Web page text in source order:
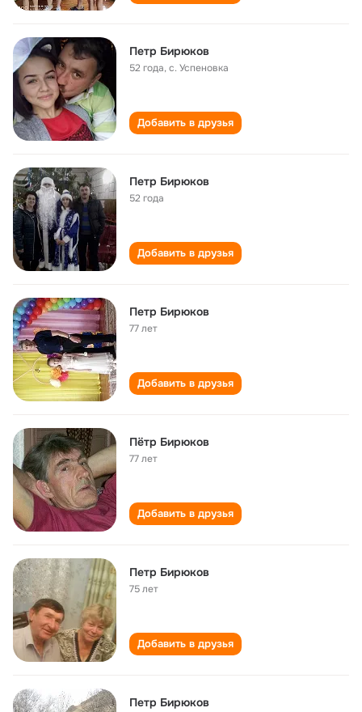
Петр Бирюков
52 года,с. Успеновка
Добавить в друзья
Петр Бирюков
52 года
Добавить в друзья
Петр Бирюков
77 лет
Добавить в друзья
Пётр Бирюков
77 лет
Добавить в друзья
Петр Бирюков
75 лет
Добавить в друзья
Петр Бирюков